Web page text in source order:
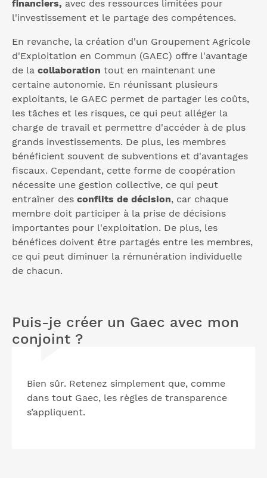
financiers, avec des ressources limitées pour
l'investissement et le partage des compétences.
En revanche, la création d'un Groupement Agricole
d'Exploitation en Commun (GAEC) offre l'avantage
de la collaboration tout en maintenant une
certaine autonomie. En réunissant plusieurs
exploitants, le GAEC permet de partager les coûts,
les tâches et les risques, ce qui peut alléger la
charge de travail et permettre d'accéder à de plus
grands investissements. De plus, les membres
bénéficient souvent de subventions et d'avantages
fiscaux. Cependant, cette forme de coopération
nécessite une gestion collective, ce qui peut
entraîner des conflits de décision, car chaque
membre doit participer à la prise de décisions
importantes pour l'exploitation. De plus, les
bénéfices doivent être partagés entre les membres,
ce qui peut diminuer la rémunération individuelle
de chacun.
Puis-je créer un Gaec avec mon
conjoint ?
Bien sûr. Retenez simplement que, comme
dans tout Gaec, les règles de transparence
s’appliquent.